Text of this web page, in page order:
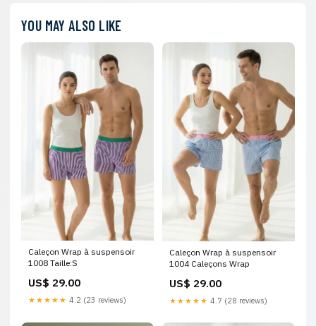
YOU MAY ALSO LIKE
Caleçon Wrap à suspensoir
1008 Taille:S
US$ 29.00
★★★★★ 4.2 (23 reviews)
Caleçon Wrap à suspensoir
1004 Caleçons Wrap
US$ 29.00
★★★★★ 4.7 (28 reviews)